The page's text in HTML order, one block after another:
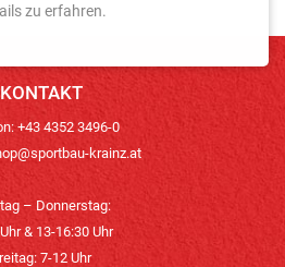
KONTAKT
+43 4352 3496-0
krainz.at
– Donnerstag:
& 13-16:30 Uhr
7-12 Uhr
zu erfahren.